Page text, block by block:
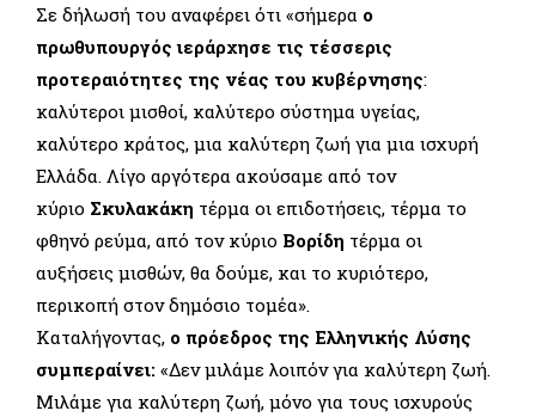
Σε δήλωσή του αναφέρει ότι «σήμερα ο
πρωθυπουργός ιεράρχησε τις τέσσερις
προτεραιότητες της νέας του κυβέρνησης:
καλύτεροι μισθοί, καλύτερο σύστημα υγείας,
καλύτερο κράτος, μια καλύτερη ζωή για μια ισχυρή
Ελλάδα. Λίγο αργότερα ακούσαμε από τον
κύριο Σκυλακάκη τέρμα οι επιδοτήσεις, τέρμα το
φθηνό ρεύμα, από τον κύριο Βορίδη τέρμα οι
αυξήσεις μισθών, θα δούμε, και το κυριότερο,
περικοπή στον δημόσιο τομέα».
Καταλήγοντας, o πρόεδρος της Ελληνικής Λύσης
συμπεραίνει: «Δεν μιλάμε λοιπόν για καλύτερη ζωή.
Μιλάμε για καλύτερη ζωή, μόνο για τους ισχυρούς